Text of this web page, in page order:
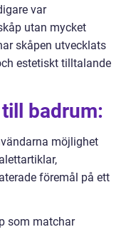
var
utan mycket
skåpen utvecklats
estetiskt tilltalande
badrum:
möjlighet
föremål på ett
som matchar